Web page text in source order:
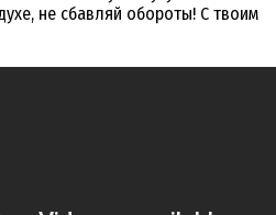
не сбавляй обороты! С твоим